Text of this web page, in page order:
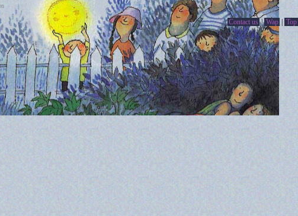
Contact us | Wap | Top